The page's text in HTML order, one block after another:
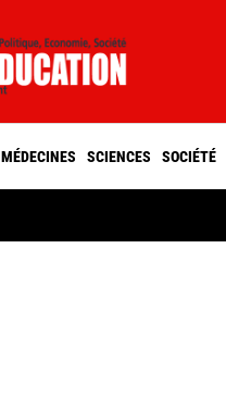
MÉDECINES SCIENCES SOCIÉTÉ